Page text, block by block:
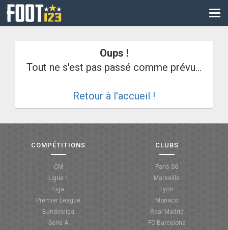
CM
COUPE DE FRANCE
COUPE DE LA LIGUE
Oups !
Tout ne s'est pas passé comme prévu...
Retour à l'accueil !
COMPÉTITIONS
CM
Ligue 1
Liga
Premier League
Bundesliga
Serie A
CLUBS
Paris-SG
Marseille
Lyon
Monaco
Real Madrid
FC Barcelona